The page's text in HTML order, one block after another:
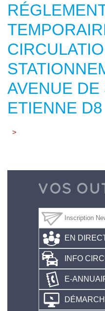
AVENUE DE
ETIENNE D8
>
EN
INFO
E-